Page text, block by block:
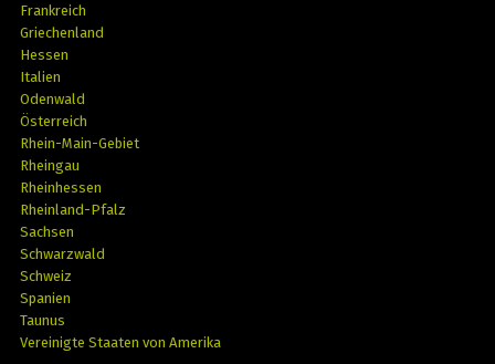
Frankreich
Griechenland
Hessen
Italien
Odenwald
Österreich
Rhein-Main-Gebiet
Rheingau
Rheinhessen
Rheinland-Pfalz
Sachsen
Schwarzwald
Schweiz
Spanien
Taunus
Vereinigte Staaten von Amerika